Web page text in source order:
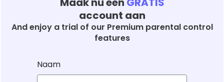
account aan
And enjoy a trial of our Premium parental control
features